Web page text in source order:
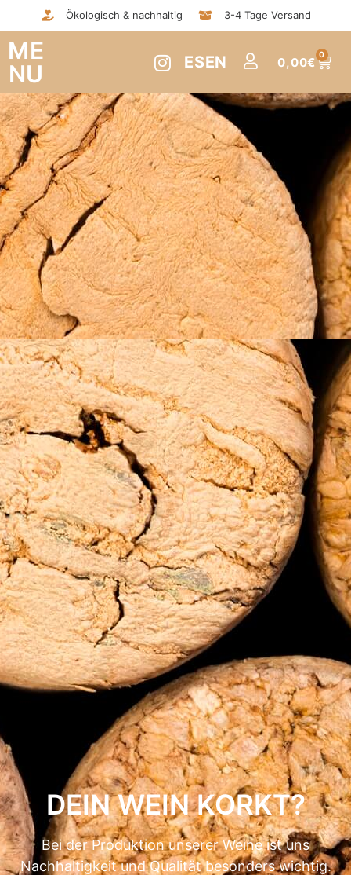
Ökologisch & nachhaltig 3-4 Tage Versand
ME
NU
ESEN 0,00€
0
DEIN WEIN KORKT?
Bei der Produktion unserer Weine ist uns
Nachhaltigkeit und Qualität besonders wichtig.